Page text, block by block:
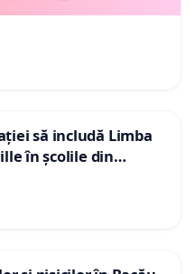
să includă Limba
în școlile din